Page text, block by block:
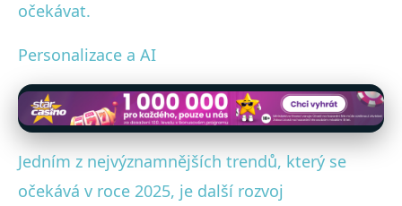
očekávat.
Personalizace a AI
Jedním z nejvýznamnějších trendů, který se
očekává v roce 2025, je další rozvoj